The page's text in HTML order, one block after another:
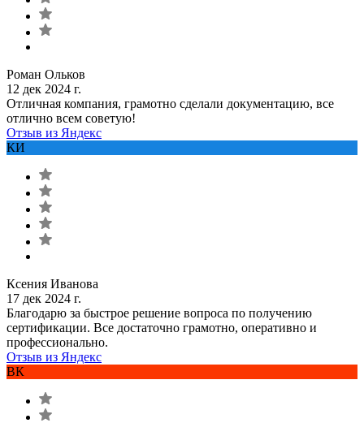
Роман Ольков
12 дек 2024 г.
Отличная компания, грамотно сделали документацию, все
отлично всем советую!
Отзыв из Яндекс
КИ
Ксения Иванова
17 дек 2024 г.
Благодарю за быстрое решение вопроса по получению
сертификации. Все достаточно грамотно, оперативно и
профессионально.
Отзыв из Яндекс
ВК